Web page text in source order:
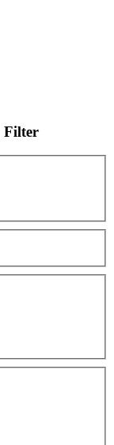
Filter